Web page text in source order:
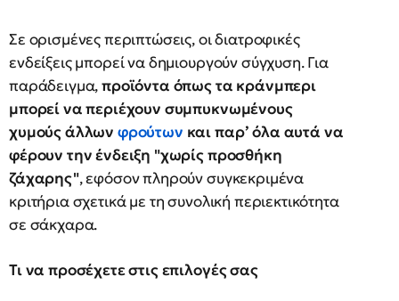
Σε ορισμένες περιπτώσεις, οι διατροφικές
ενδείξεις μπορεί να δημιουργούν σύγχυση. Για
παράδειγμα,προϊόντα όπως τα κράνμπερι
μπορεί να περιέχουν συμπυκνωμένους
χυμούς άλλων φρούτων και παρ’ όλα αυτά να
φέρουν την ένδειξη "χωρίς προσθήκη
ζάχαρης", εφόσον πληρούν συγκεκριμένα
κριτήρια σχετικά με τη συνολική περιεκτικότητα
σε σάκχαρα.
Τι να προσέχετε στις επιλογές σας